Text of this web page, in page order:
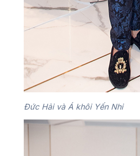
Đức Hải và Á khôi Yến Nhi